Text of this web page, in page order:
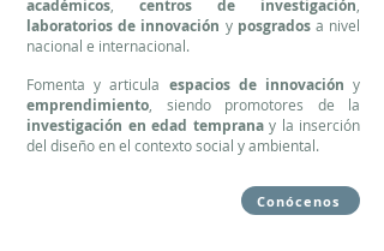
académicos
centros de investigación
laboratorios de innovación y posgradosa nivel
nacional e internacional.
Fomenta y articula espacios de innovación y
emprendimiento , siendo promotores de la
investigación en edad tempranay la inserción
del diseño en el contexto social y ambiental.
Conócenos